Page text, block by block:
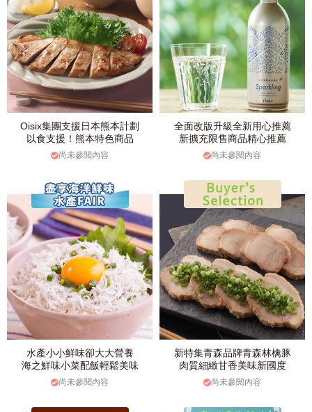
Oisix集團支援日本熊本計劃
以食支援！熊本特色商品
尚未參閱內容
全面改版升級全新用心推薦
新擴充限售商品精心推薦
尚未參閱內容
水產小小鮮味卻大大營養
海之鮮味小菜配飯輕鬆美味
尚未參閱內容
新特集青森品牌青森林檎豚
肉質細緻甘香美味新國度
尚未參閱內容